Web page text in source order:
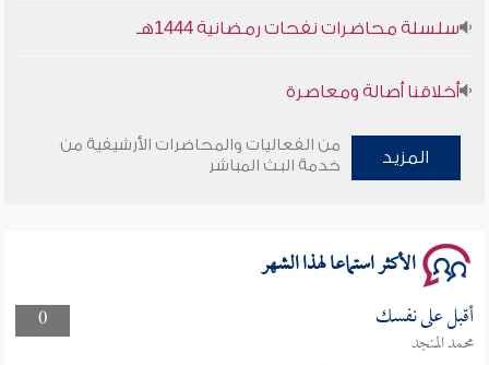
سلسلة محاضرات نفحات رمضانية 1444هـ
أخلاقنا أصالة ومعاصرة
وأمنهم من خوف 9
المزيد
من الفعاليات والمحاضرات الأرشيفية من
خدمة البث المباشر
الأكثر استماعا لهذا الشهر
0 أقبل على نفسك
محمد المنجد